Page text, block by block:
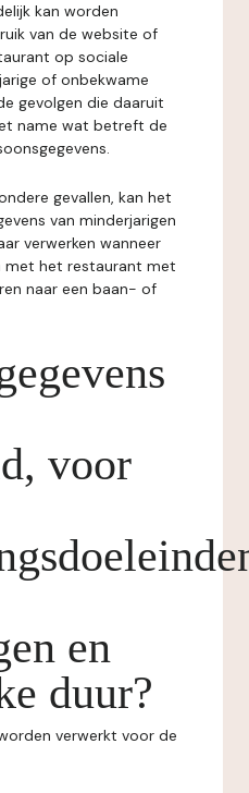
kan worden
van de website of
op sociale
of onbekwame
gevolgen die daaruit
name wat betreft de
gevallen, kan het
van minderjarigen
verwerken wanneer
het restaurant met
naar een baan- of
voor
en
duur?
verwerkt voor de